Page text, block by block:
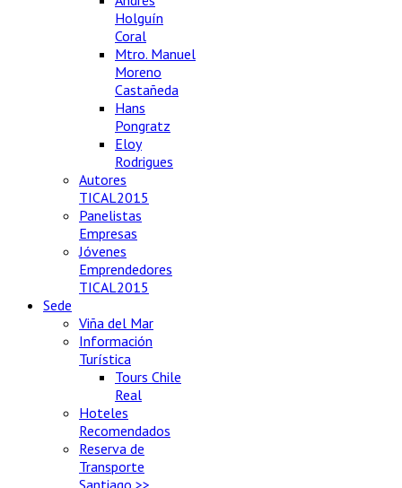
Holguín
Coral
Mtro. Manuel
Moreno
Castañeda
Hans
Pongratz
Eloy
Rodrigues
Autores
TICAL2015
Panelistas
Empresas
Jóvenes
Emprendedores
TICAL2015
Sede
Viña del Mar
Información
Turística
Tours Chile
Real
Hoteles
Recomendados
Reserva de
Transporte
Santiago >>